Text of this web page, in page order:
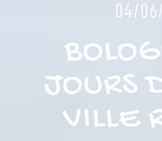
04/
JOURS
VILLE